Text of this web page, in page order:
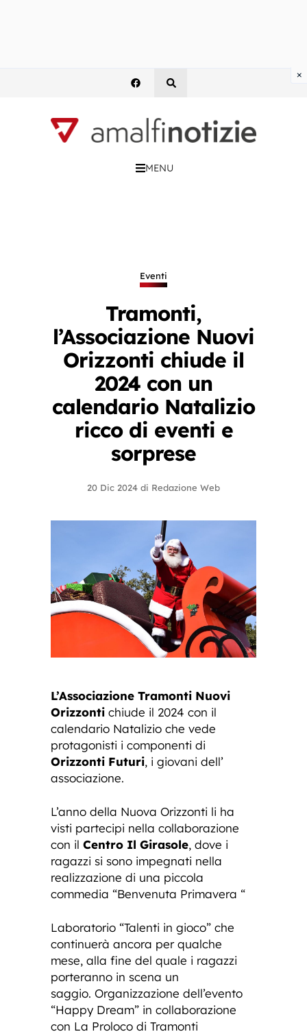
MENU
Eventi
Tramonti,
l’Associazione Nuovi
Orizzonti chiude il
2024 con un
calendario Natalizio
ricco di eventi e
sorprese
20 Dic 2024 di Redazione Web
L’Associazione Tramonti Nuovi
Orizzonti chiude il 2024 con il
calendario Natalizio che vede
protagonisti i componenti di
Orizzonti Futuri, i giovani dell’
associazione.
L’anno della Nuova Orizzonti li ha
visti partecipi nella collaborazione
con il Centro Il Girasole, dove i
ragazzi si sono impegnati nella
realizzazione di una piccola
commedia “Benvenuta Primavera “
Laboratorio “Talenti in gioco” che
continuerà ancora per qualche
mese, alla fine del quale i ragazzi
porteranno in scena un
saggio. Organizzazione dell’evento
“Happy Dream” in collaborazione
con La Proloco di Tramonti
×